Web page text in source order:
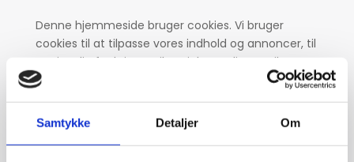
Samtykke Detaljer Om
Denne hjemmeside bruger cookies. Vi bruger
cookies til at tilpasse vores indhold og annoncer, til
at vise dig funktioner til sociale medier og til at
analysere vores trafik. Vi deler også oplysninger om
din brug af vores hjemmeside med vores partnere
inden for sociale medier, annonceringspartnere og
analysepartnere. Vores partnere kan kombinere